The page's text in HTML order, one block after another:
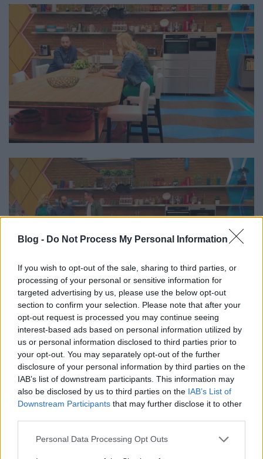
Blog - Do Not Process My Personal Information
If you wish to opt-out of the sale, sharing to third parties, or
processing of your personal or sensitive information for
targeted advertising by us, please use the below opt-out
section to confirm your selection. Please note that after your
opt-out request is processed you may continue seeing
interest-based ads based on personal information utilized by
us or personal information disclosed to third parties prior to
your opt-out. You may separately opt-out of the further
disclosure of your personal information by third parties on the
IAB’s list of downstream participants. This information may
also be disclosed by us to third parties on the IAB’s List of
Downstream Participants that may further disclose it to other
Please note that this website/app uses one or more Google
Personal Data Processing Opt Outs